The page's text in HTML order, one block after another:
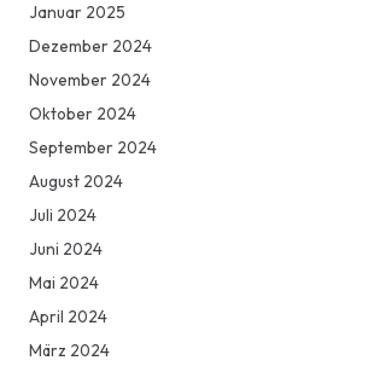
Januar 2025
Dezember 2024
November 2024
Oktober 2024
September 2024
August 2024
Juli 2024
Juni 2024
Mai 2024
April 2024
März 2024